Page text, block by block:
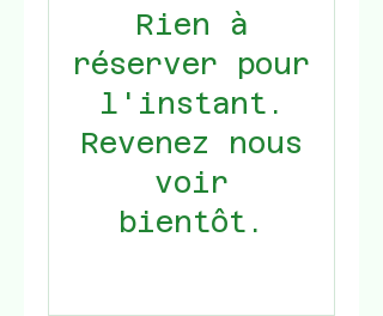
Rien à
réserver pour
l'instant.
Revenez nous
voir
bientôt.